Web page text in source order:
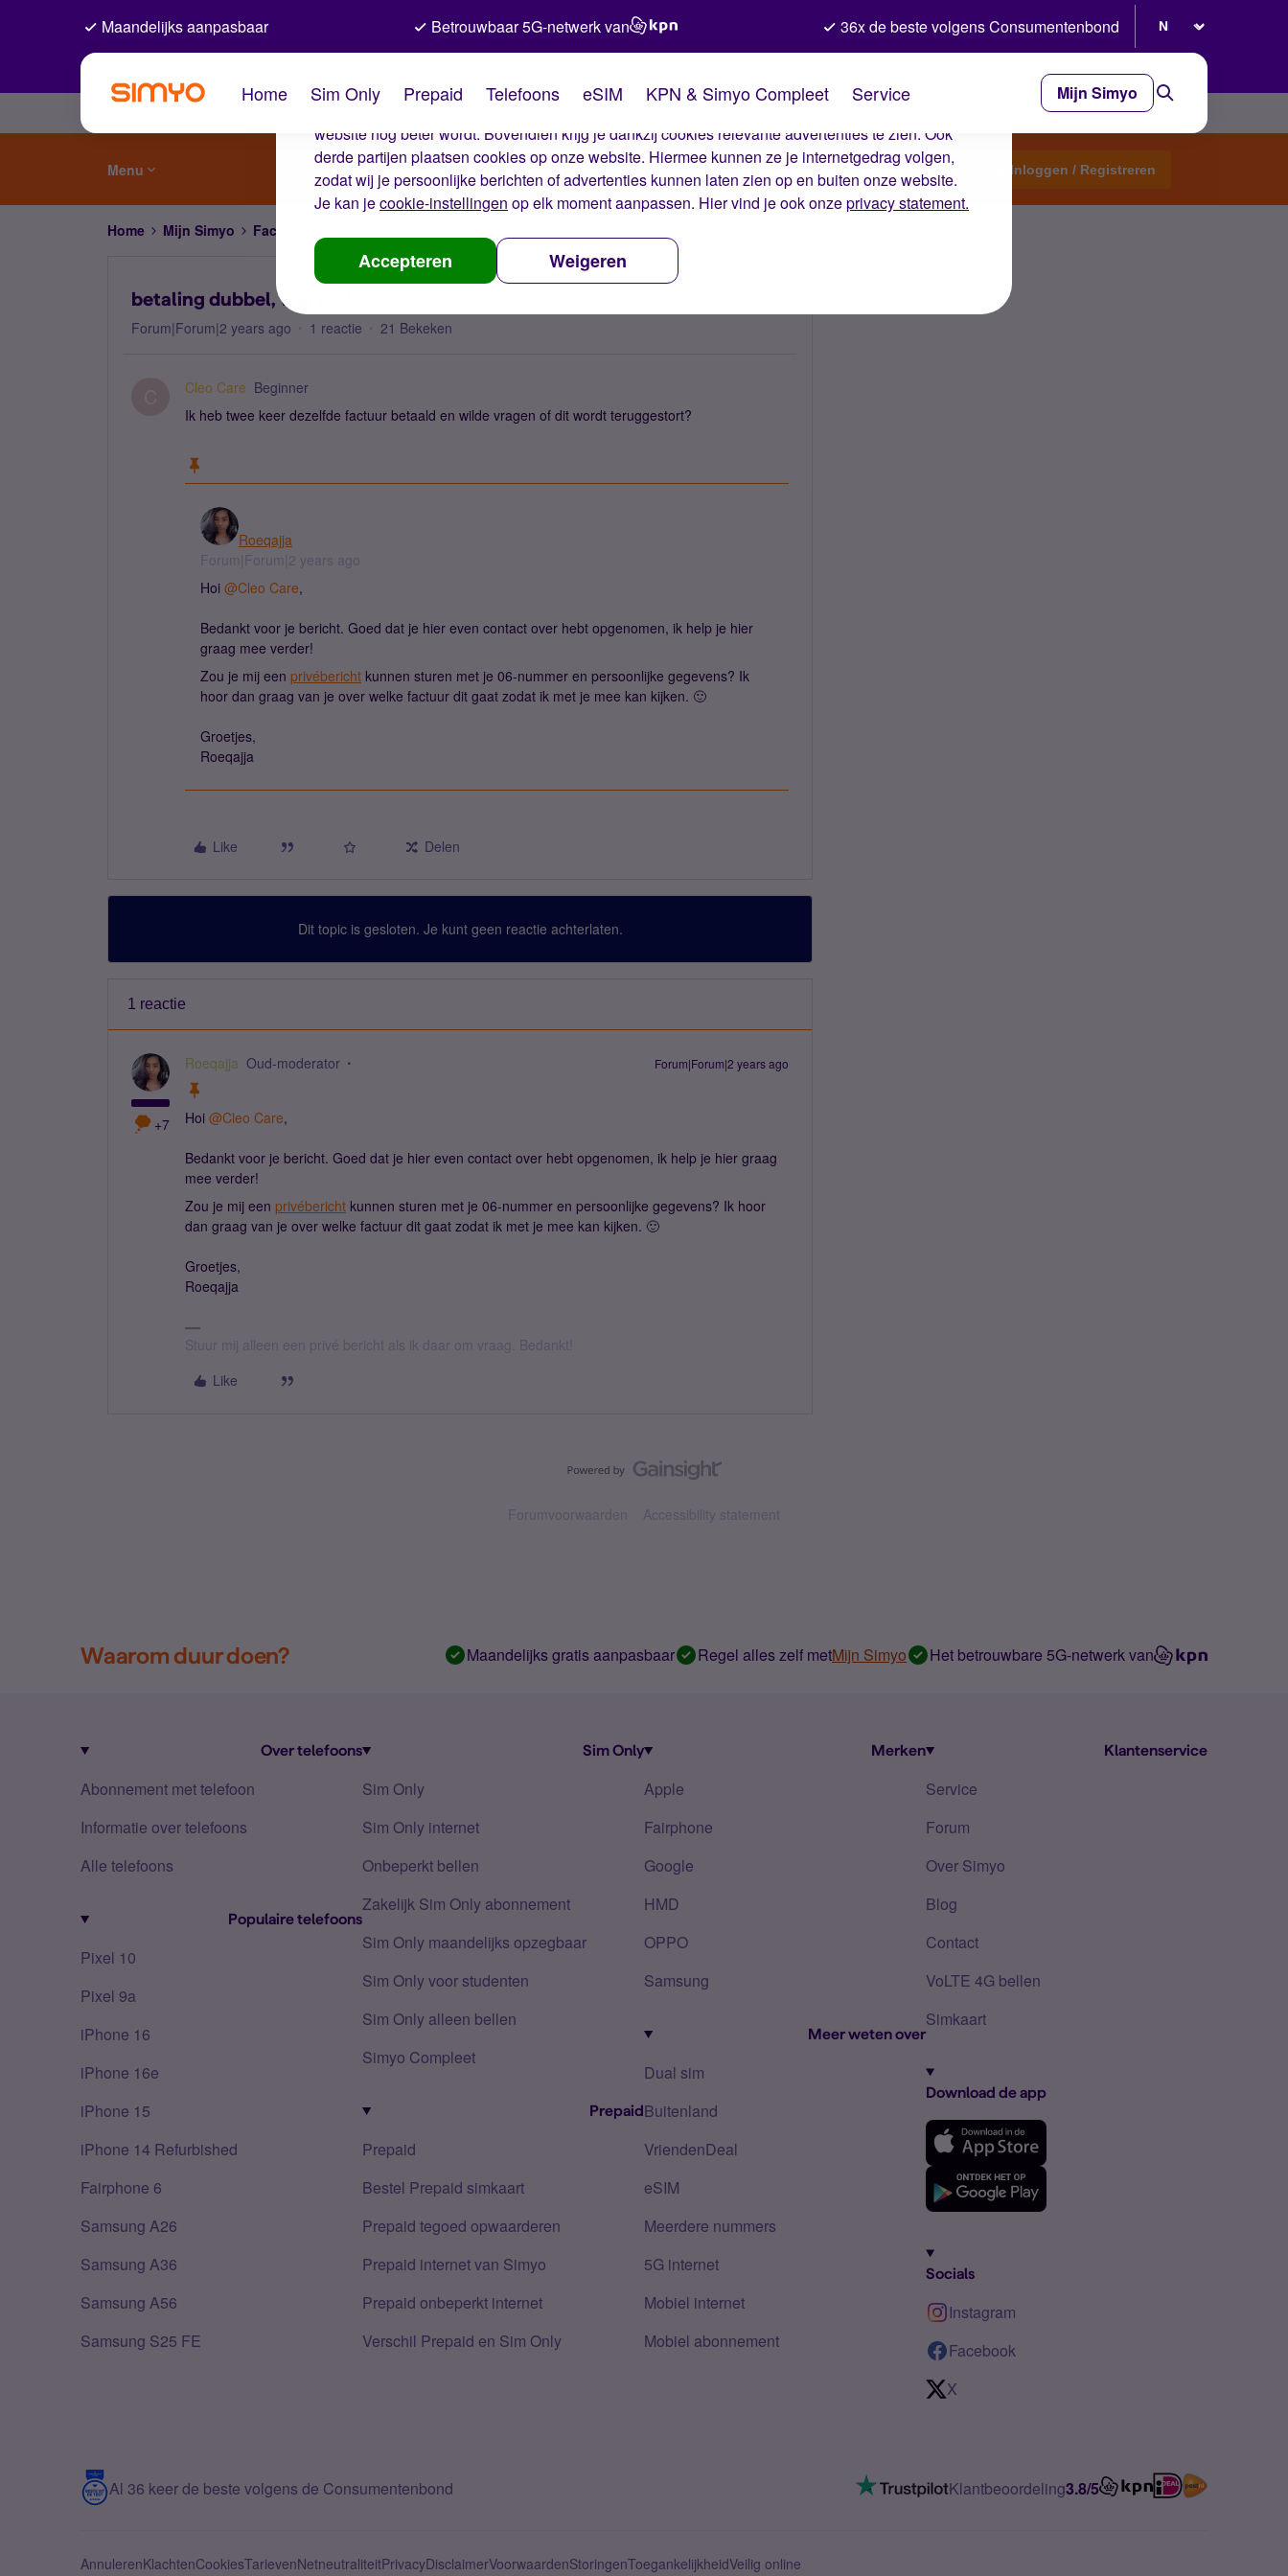
De cookies van Simyo
Wij gebruiken cookies op onze website. Met deze cookies zorgen wij ervoor dat je ervaring op de
website nog beter wordt. Bovendien krijg je dankzij cookies relevante advertenties te zien. Ook
derde partijen plaatsen cookies op onze website. Hiermee kunnen ze je internetgedrag volgen,
zodat wij je persoonlijke berichten of advertenties kunnen laten zien op en buiten onze website.
Je kan jecookie-instellingen op elk moment aanpassen. Hier vind je ook onzeprivacy statement.
Accepteren Weigeren
Maandelijks aanpasbaar Betrouwbaar 5G-netwerk van 36x de beste volgens Consumentenbond
Home Sim Only Prepaid Telefoons eSIM KPN & Simyo Compleet Service Mijn Simyo
Menu Start een topic Inloggen / Registreren
Home Mijn Simyo Factuur en betalen
betaling dubbel, wat nu?
Forum|Forum|2 years ago 1 reactie 21 Bekeken
Cleo Care Beginner
Ik heb twee keer dezelfde factuur betaald en wilde vragen of dit wordt teruggestort?
Roeqajja
Forum|Forum|2 years ago
Hoi @Cleo Care,
Bedankt voor je bericht. Goed dat je hier even contact over hebt opgenomen, ik help je hier
graag mee verder!
Zou je mij een privébericht kunnen sturen met je 06-nummer en persoonlijke gegevens? Ik
hoor dan graag van je over welke factuur dit gaat zodat ik met je mee kan kijken. 🙂
Groetjes,
Roeqajja
Like Delen
Dit topic is gesloten. Je kunt geen reactie achterlaten.
1 reactie
+7
Roeqajja Oud-moderator Forum|Forum|2 years ago
Hoi @Cleo Care,
Bedankt voor je bericht. Goed dat je hier even contact over hebt opgenomen, ik help je hier graag
mee verder!
Zou je mij een privébericht kunnen sturen met je 06-nummer en persoonlijke gegevens? Ik hoor
dan graag van je over welke factuur dit gaat zodat ik met je mee kan kijken. 🙂
Groetjes,
Roeqajja
Stuur mij alleen een privé bericht als ik daar om vraag. Bedankt!
Like
Forumvoorwaarden Accessibility statement
Waarom duur doen? Maandelijks gratis aanpasbaar Regel alles zelf metMijn Simyo Het betrouwbare 5G-netwerk van
Over telefoons
Abonnement met telefoon
Informatie over telefoons
Alle telefoons
Populaire telefoons
Pixel 10
Pixel 9a
iPhone 16
iPhone 16e
iPhone 15
iPhone 14 Refurbished
Fairphone 6
Samsung A26
Samsung A36
Samsung A56
Samsung S25 FE
Sim Only
Sim Only
Sim Only internet
Onbeperkt bellen
Zakelijk Sim Only abonnement
Sim Only maandelijks opzegbaar
Sim Only voor studenten
Sim Only alleen bellen
Simyo Compleet
Prepaid
Prepaid
Bestel Prepaid simkaart
Prepaid tegoed opwaarderen
Prepaid internet van Simyo
Prepaid onbeperkt internet
Verschil Prepaid en Sim Only
Merken
Apple
Fairphone
Google
HMD
OPPO
Samsung
Meer weten over
Dual sim
Buitenland
VriendenDeal
eSIM
Meerdere nummers
5G internet
Mobiel internet
Mobiel abonnement
Klantenservice
Service
Forum
Over Simyo
Blog
Contact
VoLTE 4G bellen
Simkaart
Download de app
Socials
Instagram
Facebook
X
Al 36 keer de beste volgens de Consumentenbond Klantbeoordeling3.8/5
AnnulerenKlachtenCookiesTarievenNetneutraliteitPrivacyDisclaimerVoorwaardenStoringenToegankelijkheidVeilig online